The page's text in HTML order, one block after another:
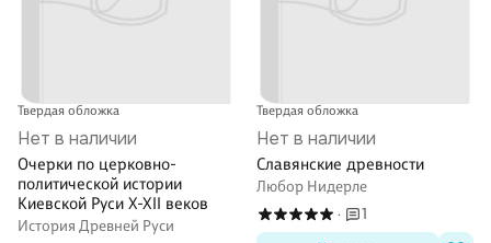
Твердая обложка
Нет в наличии
Очерки по церковно-
политической истории
Киевской Руси X-XII веков
История Древней Руси
Твердая обложка
Нет в наличии
Славянские древности
Любор Нидерле
·
1